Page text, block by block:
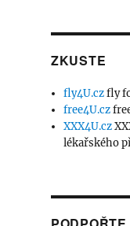
ZKUSTE
fly4U.czfly
free4U.cz
XXX4U.cz
lékařského